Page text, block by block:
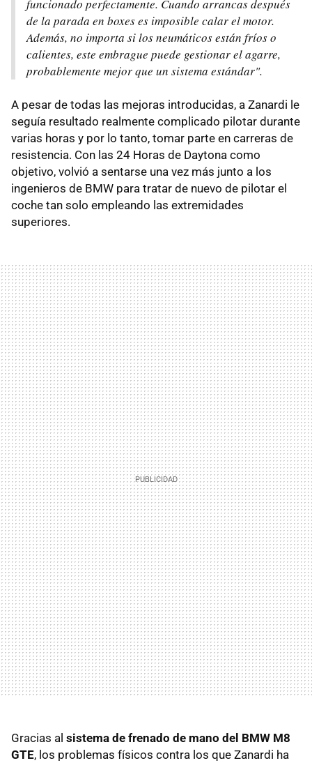
funcionado perfectamente. Cuando arrancas después
de la parada en boxes es imposible calar el motor.
Además, no importa si los neumáticos están fríos o
calientes, este embrague puede gestionar el agarre,
probablemente mejor que un sistema estándar".
A pesar de todas las mejoras introducidas, a Zanardi le
seguía resultado realmente complicado pilotar durante
varias horas y por lo tanto, tomar parte en carreras de
resistencia. Con las 24 Horas de Daytona como
objetivo, volvió a sentarse una vez más junto a los
ingenieros de BMW para tratar de nuevo de pilotar el
coche tan solo empleando las extremidades
superiores.
Gracias al sistema de frenado de mano del BMW M8
GTE, los problemas físicos contra los que Zanardi ha